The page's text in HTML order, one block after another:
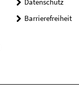
Datenschutz
Barrierefreiheit